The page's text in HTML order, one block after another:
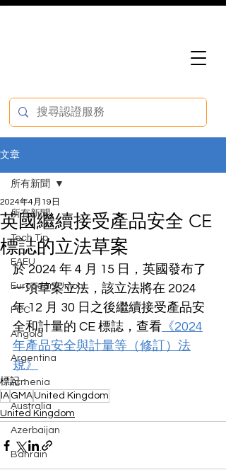
文章
所有新聞
Tech Tip
EAEU
European Union
FCC
Angola
Argentina
Armenia
Australia
Azerbaijan
Bahrain
所有新聞
英國繼續接受產品安全 CE
標誌的立法草案
2024年4月19日
於 2024 年 4 月 15 日，英國發布了
一項草案立法，該立法將在 2024
年 12 月 30 日之後繼續接受產品安
全和計量的 CE 標誌，查看 《2024
年產品安全與計量等（修訂）法
規》
標記：
IA GMAUnited Kingdom
United Kingdom